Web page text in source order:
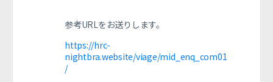
参考URLをお送りします。
https://hrc-
nightbra.website/viage/mid_enq_com01
/